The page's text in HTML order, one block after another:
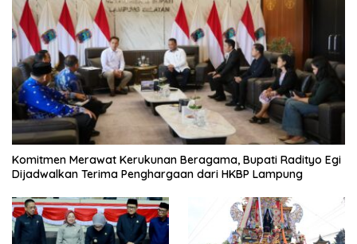
Komitmen Merawat Kerukunan Beragama, Bupati Radityo Egi
Dijadwalkan Terima Penghargaan dari HKBP Lampung